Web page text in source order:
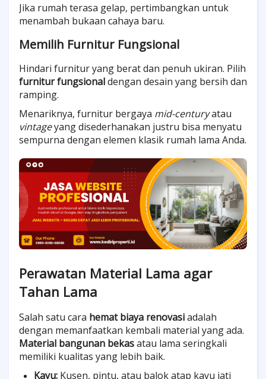
Jika rumah terasa gelap, pertimbangkan untuk
menambah bukaan cahaya baru.
Memilih Furnitur Fungsional
Hindari furnitur yang berat dan penuh ukiran. Pilih
furnitur fungsionaldengan desain yang bersih dan
ramping.
Menariknya, furnitur bergaya mid-centuryatau
vintageyang disederhanakan justru bisa menyatu
sempurna dengan elemen klasik rumah lama Anda.
Perawatan Material Lama agar
Tahan Lama
Salah satu cara hemat biaya renovasiadalah
dengan memanfaatkan kembali material yang ada.
Material bangunan bekasatau lama seringkali
memiliki kualitas yang lebih baik.
Kayu: Kusen, pintu, atau balok atap kayu jati